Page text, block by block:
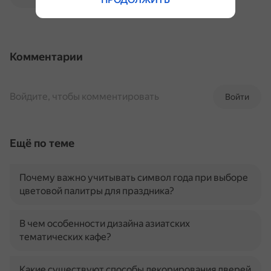
Комментарии
Войти
Войдите, чтобы комментировать
Ещё по теме
Почему важно учитывать символ года при выборе
цветовой палитры для праздника?
В чем особенности дизайна азиатских
тематических кафе?